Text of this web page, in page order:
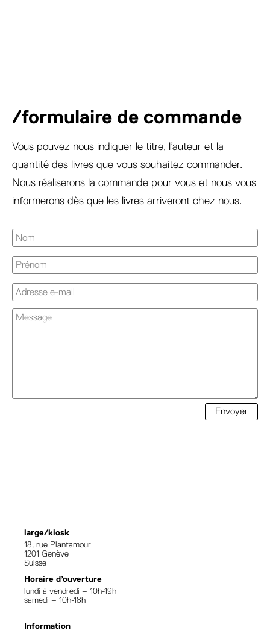
/formulaire de commande
Vous pouvez nous indiquer le titre, l’auteur et la
quantité des livres que vous souhaitez commander.
Nous réaliserons la commande pour vous et nous vous
informerons dès que les livres arriveront chez nous.
Envoyer
large/kiosk
18, rue Plantamour
1201 Genève
Suisse
Horaire d’ouverture
lundi à vendredi – 10h-19h
samedi – 10h-18h
Information